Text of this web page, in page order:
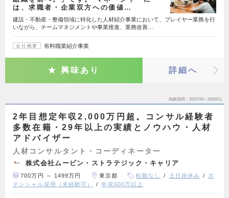
は、求職者・企業双方への価値…
建設・不動産・整備領域に特化した人材紹介事業において、プレイヤー業務を行
いながら、チームマネジメントや事業推進、業務改善…
会社概要 有料職業紹介事業
興味あり 詳細へ
掲載期間 26/07/29～26/08/11
2年目想定年収2,000万円超。コンサル経験者
多数在籍・29年以上の実績とノウハウ・人材
アドバイザー
人材コンサルタント・コーディネーター
株式会社ムービン・ストラテジック・キャリア
700万円 ～ 1499万円 東京都 転勤なし 土日祝休み
ポ
テンシャル採用（未経験可）
年収600万以上